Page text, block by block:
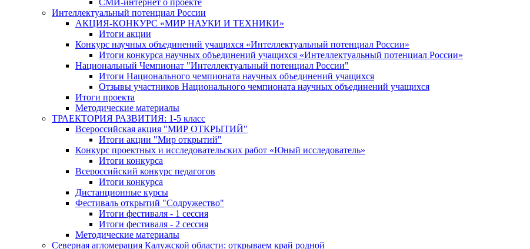
СМИ-интернет о проекте
Интеллектуальный потенциал России
АКЦИЯ-КОНКУРС «МИР НАУКИ И ТЕХНИКИ»
Итоги акции
Конкурс научных объединений учащихся «Интеллектуальный потенциал России»
Итоги конкурса научных объединений учащихся «Интеллектуальный потенциал России»
Национальный Чемпионат "Интеллектуальный потенциал России"
Итоги Национального чемпионата научных объединений учащихся
Отзывы участников Национального чемпионата научных объединений учащихся
Итоги проекта
Методические материалы
ТРАЕКТОРИЯ РАЗВИТИЯ: 1-5 класс
Всероссийская акция "МИР ОТКРЫТИЙ"
Итоги акции "Мир открытий"
Конкурс проектных и исследовательских работ «Юный исследователь»
Итоги конкурса
Всероссийский конкурс педагогов
Итоги конкурса
Дистанционные курсы
Фестиваль открытий "Содружество"
Итоги фестиваля - 1 сессия
Итоги фестиваля - 2 сессия
Методические материалы
Северная агломерация Калужской области: открываем край родной